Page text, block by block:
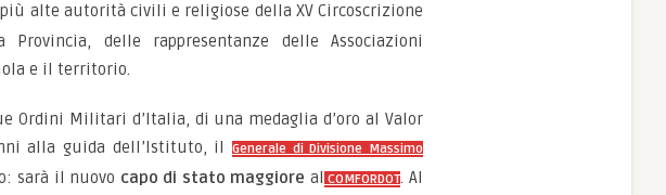
alte autorità civili e religiose della XV Circoscrizione
delle rappresentanze delle Associazioni
e il territorio.
Ordini Militari d’Italia, di una medaglia d’oro al Valor
alla guida dell’Istituto, ilGenerale di Divisione Massimo
sarà il nuovo capo di stato maggiore al COMFORDOT. Al